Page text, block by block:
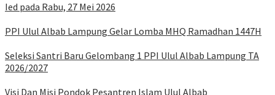
Ied pada Rabu, 27 Mei 2026
PPI Ulul Albab Lampung Gelar Lomba MHQ Ramadhan 1447H
Seleksi Santri Baru Gelombang 1 PPI Ulul Albab Lampung TA
2026/2027
Visi Dan Misi Pondok Pesantren Islam Ulul Albab